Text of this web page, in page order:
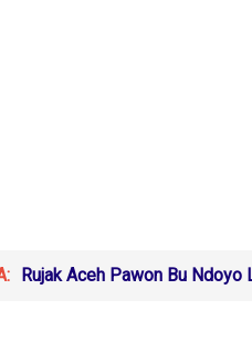
Rujak Aceh Pawon Bu Ndoyo